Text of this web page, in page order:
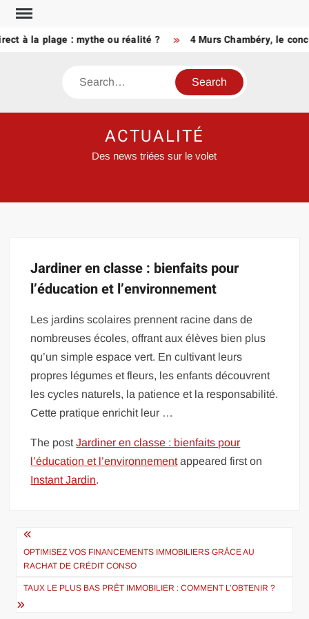
Skip
contentà la plage : mythe ou réalité ? 4 Murs Chambéry, le
Search
ACTUALITÉ
Des news triées sur le volet
Jardiner en classe : bienfaits pour
l’éducation et l’environnement
Les jardins scolaires prennent racine dans de
nombreuses écoles, offrant aux élèves bien plus
qu’un simple espace vert. En cultivant leurs
propres légumes et fleurs, les enfants découvrent
les cycles naturels, la patience et la responsabilité.
Cette pratique enrichit leur …
The postJardiner en classe : bienfaits pour
l’éducation et l’environnementappeared first on
Instant Jardin.
Navigation
de
l’article
OPTIMISEZ VOS FINANCEMENTS IMMOBILIERS GRÂCE AU
RACHAT DE CRÉDIT CONSO
TAUX LE PLUS BAS PRÊT IMMOBILIER : COMMENT L’OBTENIR ?